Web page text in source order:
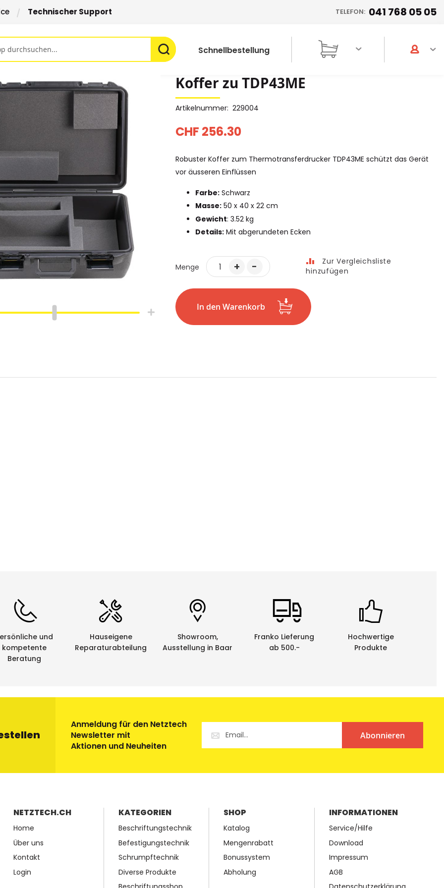
Technischer Support TELEFON: 041 768 05 05
Schnellbestellung
Koffer zu TDP43ME
CHF 256.30
Artikelnummer 229004
Robuster Koffer zum Thermotransferdrucker TDP43ME schützt das Gerät
vor äusseren Einflüssen
Farbe:Schwarz
Masse:50 x 40 x 22 cm
Gewicht: 3.52 kg
Details:Mit abgerundeten Ecken
Menge -
+
In den Warenkorb
Zur Vergleichsliste
hinzufügen
und
kompetente
Beratung
Hauseigene
Reparaturabteilung
Showroom,
Ausstellung in Baar
Franko Lieferung
ab 500.-
Hochwertige
Produkte
Anmeldung für den Netztech
Newsletter mit
Aktionen und Neuheiten
Abonnieren
NETZTECH.CH
Home
Über uns
Kontakt
Login
KATEGORIEN
Beschriftungstechnik
Befestigungstechnik
Schrumpftechnik
Diverse Produkte
SHOP
Katalog
Mengenrabatt
Bonussystem
Abholung
INFORMATIONEN
Service/Hilfe
Download
Impressum
AGB